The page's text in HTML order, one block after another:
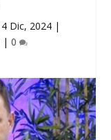
4 Dic, 2024|
| 0